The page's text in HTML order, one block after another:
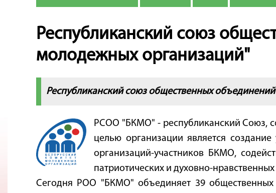
Республиканский союз
молодежных организаций"
Республиканский союз общественных
РСОО "БКМО" - республиканский Союз,
целью организации является
организаций-участников БКМО,
патриотических и духовно-
Сегодня РОО "БКМО" объединяет 39 общественных